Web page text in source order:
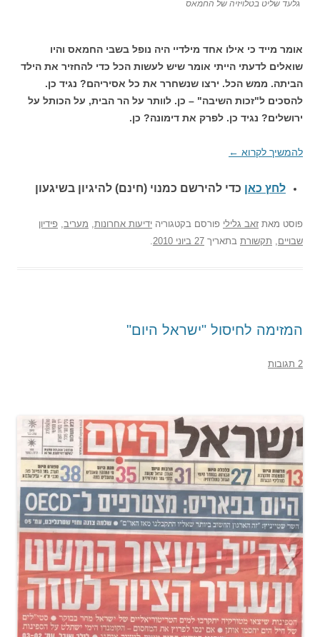
גלעד שליט בטלויזיה של החמאס
אומר מייד כי אילו אחד מילדיי היה נופל בשבי החמאס והיו
שואלים לדעתי הייתי אומר שיש לעשות הכל כדי להחזיר את הילד
הביתה. ממש הכל. ירצו שנשחרר את כל אסיריהם? נגיד כן.
להסכים ל"זכות השיבה" – כן. לוותר על הר הבית, על הכותל על
ירושלים? נגיד כן. לפרק את דימונה? כן.
להמשיך לקרוא ←
לחץ כאן כדי להירשם כמנוי (חינם) להיגיון בשיגעון
פוסט מאת זאב גלילי פורסם בקטגוריה ידיעות אחרונות מעריב פידיון
שבויים
תקשורת בתאריך 27 ביוני 2010
המזימה לחיסול "ישראל היום"
2 תגובות